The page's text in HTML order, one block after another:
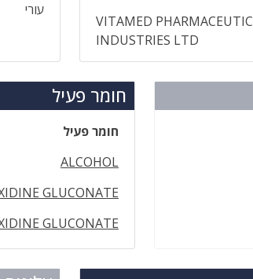
VITAMED
INDUSTRIES LTD
עורי
חומר פעיל
חומר פעיל
ALCOHOL
GLUCONATE
GLUCONATE